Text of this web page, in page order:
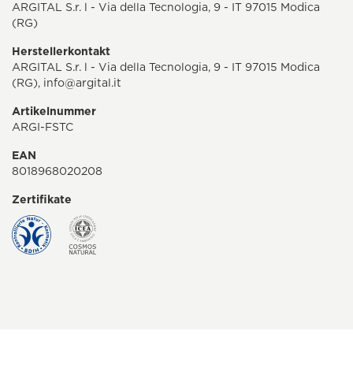
ARGITAL S.r. l - Via della Tecnologia, 9 - IT 97015 Modica
(RG)
Herstellerkontakt
ARGITAL S.r. l - Via della Tecnologia, 9 - IT 97015 Modica
(RG), info@argital.it
Artikelnummer
ARGI-FSTC
EAN
8018968020208
Zertifikate